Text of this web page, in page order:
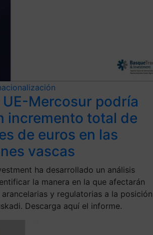
UE-Mercosur podría
incremento total de
de euros en las
vascas
ha desarrollado un análisis
la manera en la que afectarán
y regulatorias a la posición
Descarga aquí el informe.